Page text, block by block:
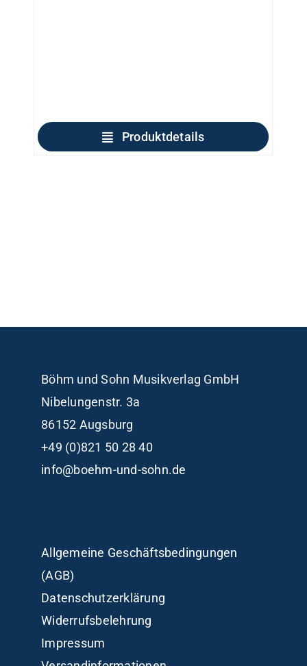
Produktdetails
Böhm und Sohn Musikverlag GmbH
Nibelungenstr. 3a
86152 Augsburg
+49 (0)821 50 28 40
info@boehm-und-sohn.de
Allgemeine Geschäftsbedingungen
(AGB)
Datenschutzerklärung
Widerrufsbelehrung
Impressum